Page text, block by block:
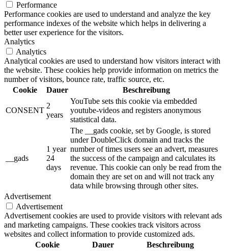
Performance
Performance cookies are used to understand and analyze the key
performance indexes of the website which helps in delivering a
better user experience for the visitors.
Analytics
Analytics
Analytical cookies are used to understand how visitors interact with
the website. These cookies help provide information on metrics the
number of visitors, bounce rate, traffic source, etc.
Cookie
Dauer Beschreibung
CONSENT
2
years
YouTube sets this cookie via embedded
youtube-videos and registers anonymous
statistical data.
__gads
1 year
24
days
The __gads cookie, set by Google, is stored
under DoubleClick domain and tracks the
number of times users see an advert, measures
the success of the campaign and calculates its
revenue. This cookie can only be read from the
domain they are set on and will not track any
data while browsing through other sites.
Advertisement
Advertisement
Advertisement cookies are used to provide visitors with relevant ads
and marketing campaigns. These cookies track visitors across
websites and collect information to provide customized ads.
Cookie
Dauer Beschreibung